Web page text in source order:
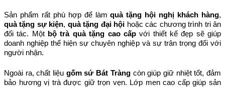
Sản phẩm rất phù hợp để làm quà tặng hội nghị khách hàng
quà tặng sự kiện, quà tặng đại hội hoặc các chương trình tri ân
đối tác. Một bộ trà quà tặng cao cấp với thiết kế đẹp sẽ giúp
doanh nghiệp thể hiện sự chuyên nghiệp và sự trân trọng đối với
người nhận.
Ngoài ra, chất liệu gốm sứ Bát Tràng còn giúp giữ nhiệt tốt, đảm
bảo hương vị trà được giữ trọn vẹn. Lớp men cao cấp giúp sản